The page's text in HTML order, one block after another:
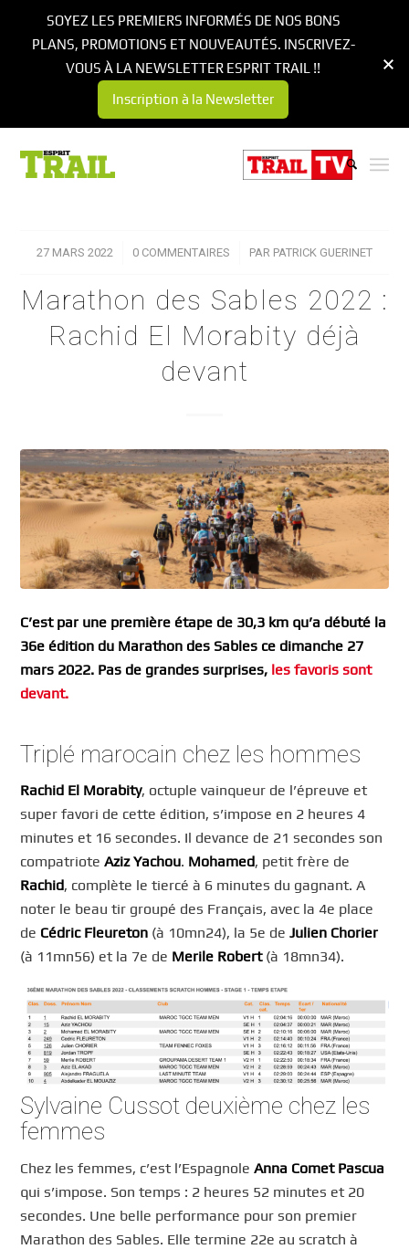
27 MARS 2022
/ 0 COMMENTAIRES
/ PAR PATRICK GUERINET
Marathon des Sables 2022 :
Rachid El Morabity déjà
devant
C’est par une première étape de 30,3 km qu’a débuté la
36e édition du Marathon des Sables ce dimanche 27
mars 2022. Pas de grandes surprises, les favoris sont
devant.
Triplé marocain chez les hommes
Rachid El Morabity, octuple vainqueur de l’épreuve et
super favori de cette édition, s’impose en 2 heures 4
minutes et 16 secondes. Il devance de 21 secondes son
compatrioteAziz Yachou. Mohamed, petit frère de
Rachid, complète le tiercé à 6 minutes du gagnant. A
noter le beau tir groupé des Français, avec la 4e place
de Cédric Fleureton (à 10mn24), la 5e deJulien Chorier
(à 11mn56) et la 7e de Merile Robert (à 18mn34).
Sylvaine Cussot deuxième chez les
femmes
Chez les femmes, c’est l’EspagnoleAnna Comet Pascua
qui s’impose. Son temps : 2 heures 52 minutes et 20
secondes. Une belle performance pour son premier
Marathon des Sables. Elle termine 22e au scratch à
SOYEZ LES PREMIERS INFORMÉS DE NOS BONS
PLANS, PROMOTIONS ET NOUVEAUTÉS. INSCRIVEZ-
VOUS À LA NEWSLETTER ESPRIT TRAIL !!
Inscription à la Newsletter